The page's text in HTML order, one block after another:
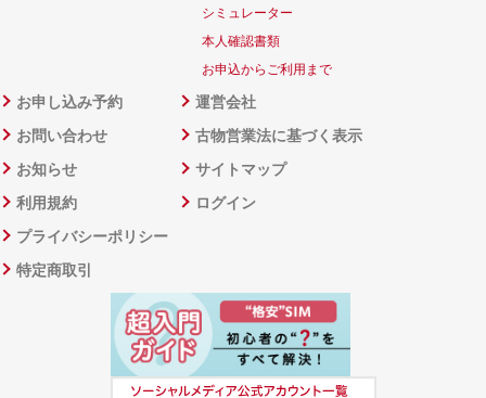
シミュレーター
本人確認書類
お申込からご利用まで
お申し込み予約
お問い合わせ
お知らせ
利用規約
プライバシーポリシー
特定商取引
運営会社
古物営業法に基づく表示
サイトマップ
ログイン